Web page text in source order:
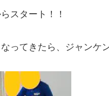
スタート！！
ってきたら、ジャンケ